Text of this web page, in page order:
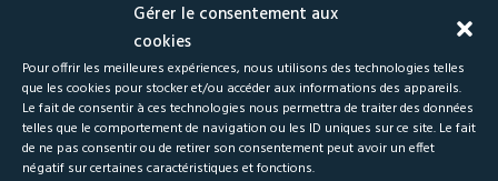
Gérer le consentement aux
cookies
Pour offrir les meilleures expériences, nous utilisons des technologies telles
que les cookies pour stocker et/ou accéder aux informations des appareils.
Le fait de consentir à ces technologies nous permettra de traiter des données
telles que le comportement de navigation ou les ID uniques sur ce site. Le fait
de ne pas consentir ou de retirer son consentement peut avoir un effet
négatif sur certaines caractéristiques et fonctions.